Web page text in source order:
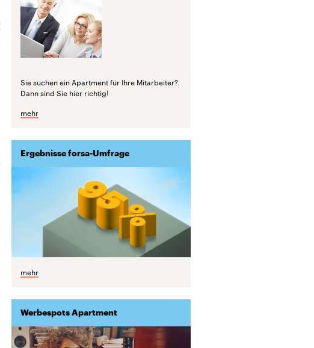
Sie suchen ein Apartment für Ihre Mitarbeiter?
Dann sind Sie hier richtig!
mehr
Ergebnisse forsa-Umfrage
mehr
Werbespots Apartment